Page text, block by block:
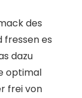
des
fressen es
dazu
optimal
frei von